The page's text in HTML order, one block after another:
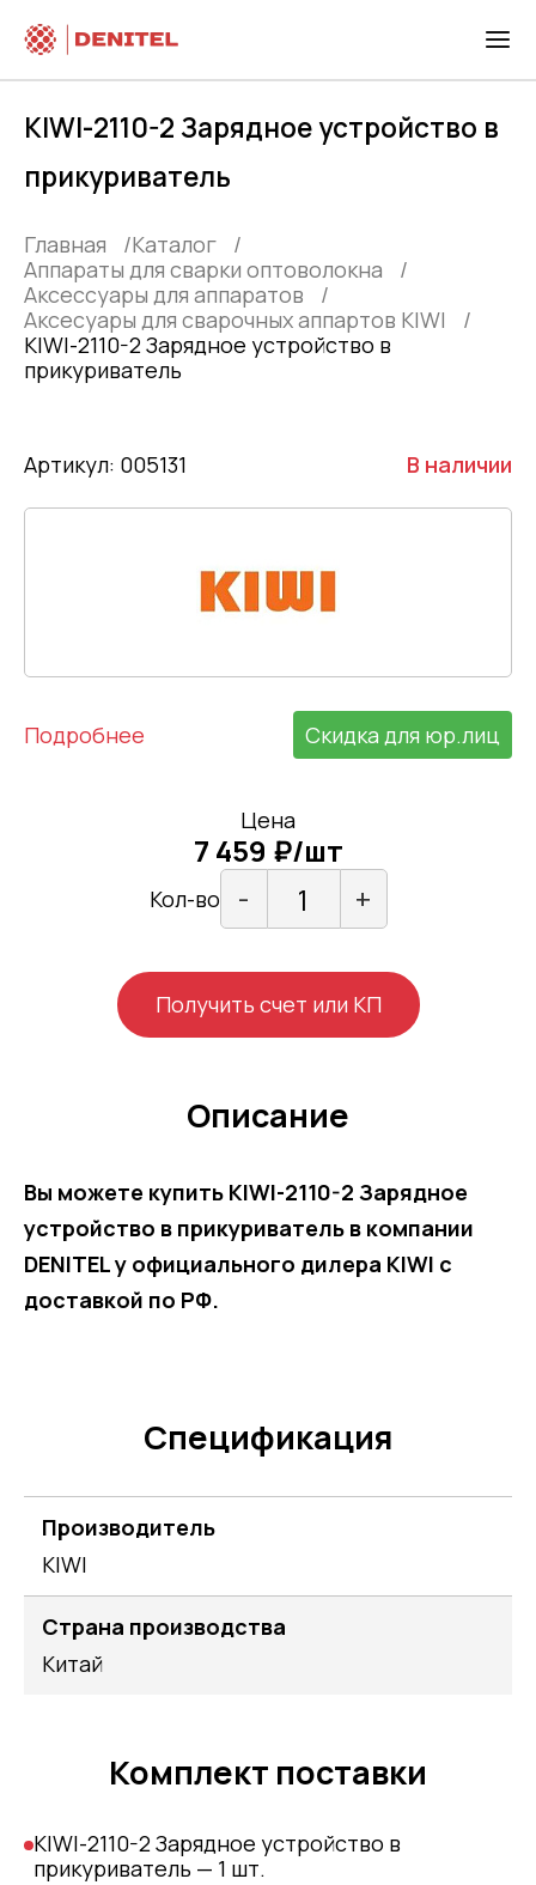
KIWI-2110-2 Зарядное устройство в
прикуриватель
Главная
Каталог
Аппараты для сварки оптоволокна
Аксессуары для аппаратов
Аксесуары для сварочных аппартов KIWI
KIWI-2110-2 Зарядное устройство в
прикуриватель
Артикул: 005131 В наличии
Подробнее Скидка для юр.лиц
Цена
7 459 ₽/шт
Кол-во - +
Получить счет или КП
Описание
Вы можете купить KIWI-2110-2 Зарядное
устройство в прикуриватель в компании
DENITEL у официального дилера KIWI с
доставкой по РФ.
Спецификация
Производитель
KIWI
Страна производства
Китай
Комплект поставки
KIWI-2110-2 Зарядное устройство в
прикуриватель — 1 шт.